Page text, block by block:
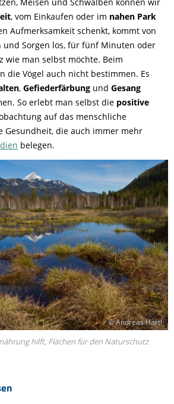
, vom Einkaufen oder im nahen Park
Aufmerksamkeit schenkt, kommt von
und Sorgen los, für fünf Minuten oder
wie man selbst möchte. Beim
die Vögel auch nicht bestimmen. Es
, Gefiederfärbung und Gesang
So erlebt man selbst die positive
auf das menschliche
Gesundheit, die auch immer mehr
belegen.
© Andreas Hartl
hilft, Flächen für den Naturschutz